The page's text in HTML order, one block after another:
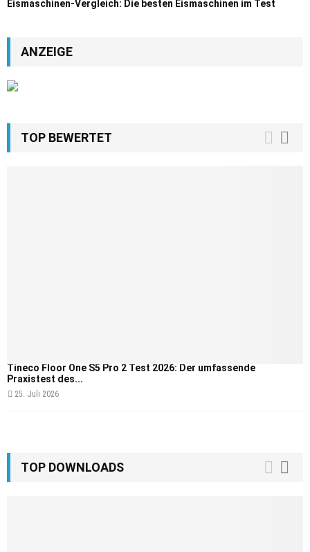
Eismaschinen-Vergleich: Die besten Eismaschinen im Test
ANZEIGE
TOP BEWERTET
Tineco Floor One S5 Pro 2 Test 2026: Der umfassende
Praxistest des...
25. Juli 2026
TOP DOWNLOADS